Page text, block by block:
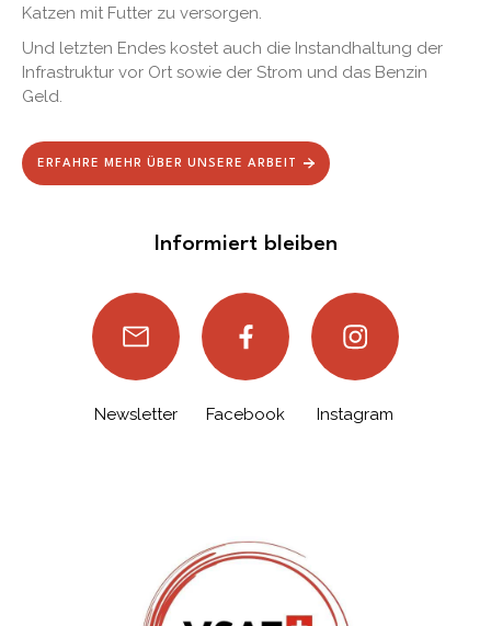
Katzen mit Futter zu versorgen.
Und letzten Endes kostet auch die Instandhaltung der
Infrastruktur vor Ort sowie der Strom und das Benzin
Geld.
ERFAHRE MEHR ÜBER UNSERE ARBEIT
Informiert bleiben
Newsletter Facebook Instagram